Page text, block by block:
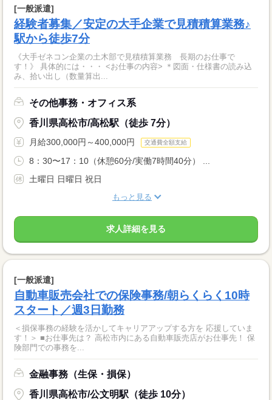
[一般派遣]
経験者募集／安定の大手企業で見積積算業務♪
駅から徒歩7分
《大手ゼネコン企業の土木部で見積積算業務 長期のお仕事で
す！》 具体的には・・・ <お仕事の内容> ＊図面・仕様書の読み込
み、拾い出し（数量算出...
その他事務・オフィス系
香川県高松市/高松駅（徒歩 7分）
月給300,000円～400,000円 交通費全額支給
8：30〜17：10（休憩60分/実働7時間40分） ...
土曜日 日曜日 祝日
もっと見る
求人詳細を見る
[一般派遣]
自動車販売会社での保険事務/朝らくらく10時
スタート／週3日勤務
＜損保事務の経験を活かしてキャリアアップする方を 応援していま
す！＞ ■お仕事先は？ 高松市内にある自動車販売店がお仕事先！ 保
険部門での事務を...
金融事務（生保・損保）
香川県高松市/公文明駅（徒歩 10分）